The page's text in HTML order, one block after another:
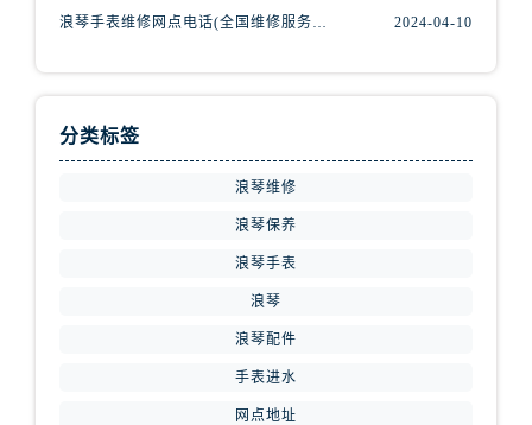
浪琴手表维修网点电话(全国维修服务中心查询) 2024-04-10
分类标签
浪琴维修
浪琴保养
浪琴手表
浪琴
浪琴配件
手表进水
网点地址